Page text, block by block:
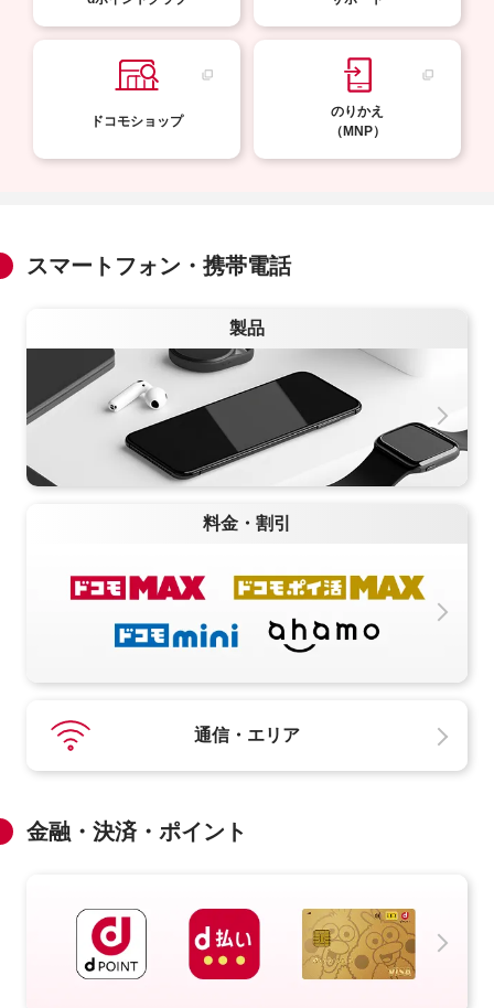
ドコモショップ
のりかえ
（MNP）
スマートフォン・携帯電話
製品
料金・割引
通信・エリア
金融・決済・ポイント